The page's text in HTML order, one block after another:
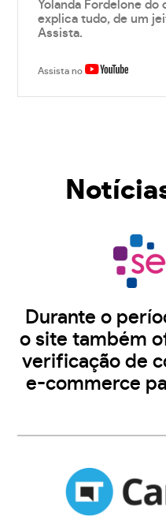
Yolanda Fordelone do
explica tudo, de um
Assista.
Assista no
Durante o
o site também
verificação de
e-commerce